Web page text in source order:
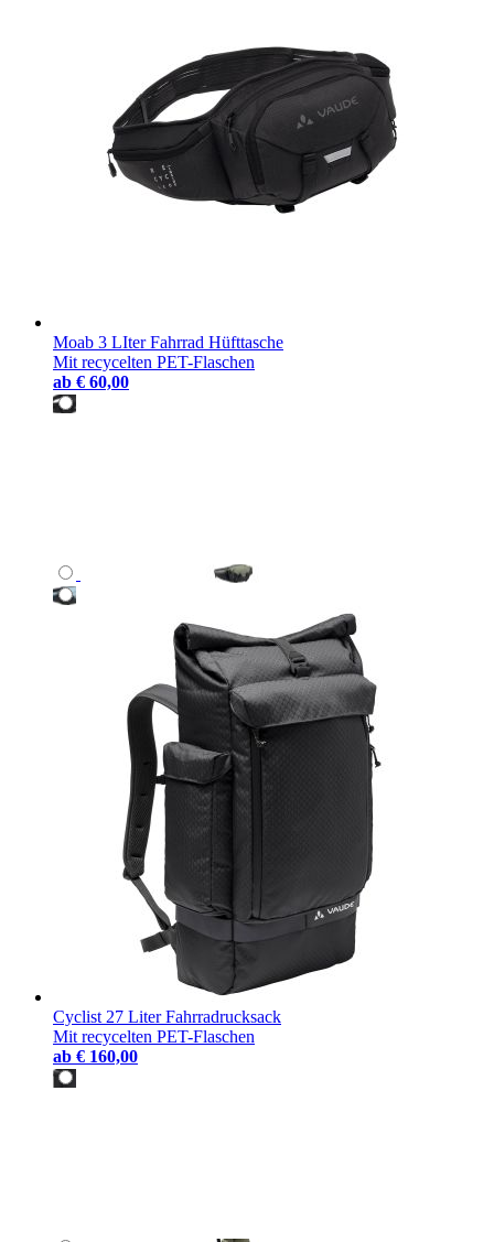
Moab 3 LIter Fahrrad Hüfttasche
Mit recycelten PET-Flaschen
ab € 60,00
Cyclist 27 Liter Fahrradrucksack
Mit recycelten PET-Flaschen
ab € 160,00